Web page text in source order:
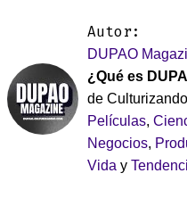
Autor:
DUPAO
¿Qué es
de
Películas,
Negocios,
Vida y